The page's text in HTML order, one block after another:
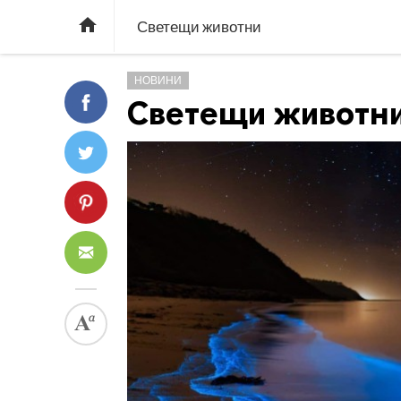
 Светещи животни
НОВИНИ
Светещи